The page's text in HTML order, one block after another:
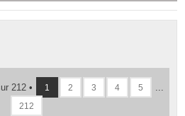
212• 1 2 3 4 5 ...
212